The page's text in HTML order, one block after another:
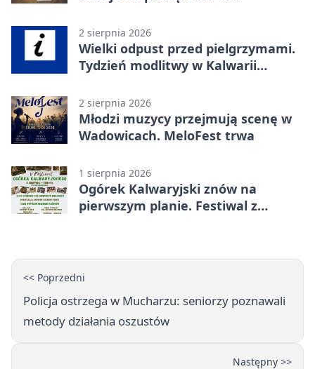
2 sierpnia 2026
Wielki odpust przed pielgrzymami.
Tydzień modlitwy w Kalwarii
2 sierpnia 2026
Młodzi muzycy przejmują scenę w
Wadowicach. MeloFest trwa
1 sierpnia 2026
Ogórek Kalwaryjski znów na
pierwszym planie. Festiwal z
<< Poprzedni
Policja ostrzega w Mucharzu: seniorzy poznawali
metody działania oszustów
Następny >>